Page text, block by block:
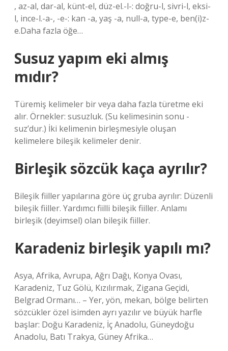
, az-al, dar-al, künt-el, düz-el.-l-: doğru-l, sivri-l, eksi-
l, ince-l.-a-, -e-: kan -a, yaş -a, null-a, type-e, ben(i)z-
e.Daha fazla öğe…
Susuz yapım eki almış
mıdır?
Türemiş kelimeler bir veya daha fazla türetme eki
alır. Örnekler: susuzluk. (Su kelimesinin sonu -
suz’dur.) İki kelimenin birleşmesiyle oluşan
kelimelere bileşik kelimeler denir.
Birleşik sözcük kaça ayrılır?
Bileşik fiiller yapılarına göre üç gruba ayrılır: Düzenli
bileşik fiiller. Yardımcı fiilli bileşik fiiller. Anlamı
birleşik (deyimsel) olan bileşik fiiller.
Karadeniz birleşik yapılı mı?
Asya, Afrika, Avrupa, Ağrı Dağı, Konya Ovası,
Karadeniz, Tuz Gölü, Kızılırmak, Zigana Geçidi,
Belgrad Ormanı… – Yer, yön, mekan, bölge belirten
sözcükler özel isimden ayrı yazılır ve büyük harfle
başlar: Doğu Karadeniz, İç Anadolu, Güneydoğu
Anadolu, Batı Trakya, Güney Afrika…